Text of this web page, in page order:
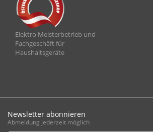
Elektro Meisterbetrieb und
Fachgeschäft für
Haushaltsgeräte
Newsletter abonnieren
Abmeldung jederzeit möglich